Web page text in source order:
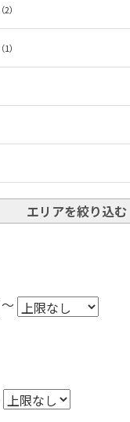
（2）
（1）
エリアを絞り込む
～